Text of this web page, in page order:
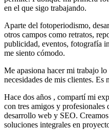
en el que sigo trabajando.
Aparte del fotoperiodismo,
otros campos como retratos,
publicidad, eventos, fotografía
me siento cómodo.
Me apasiona hacer mi trabajo
necesidades de mis clientes. Es
Hace dos años , compartí mi
con tres amigos y
desarrollo web y SEO.
soluciones integrales en